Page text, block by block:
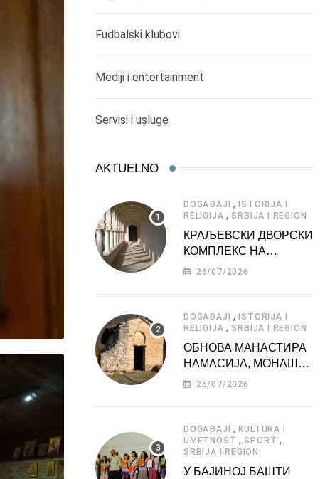
Fudbalski klubovi
Mediji i entertainment
Servisi i usluge
AKTUELNO
DOGAĐAJI , ISTORIJA I
RELIGIJA , SRBIJA I REGION
КРАЉЕВСКИ ДВОРСКИ
КОМПЛЕКС НА
ДЕДИЊУ –
АТРАКЦИЈА
26/07/2026
DOGAĐAJI , ISTORIJA I
RELIGIJA , SRBIJA I REGION
ОБНОВА МАНАСТИРА
НАМАСИЈА, МОНАШКЕ
ЗАДУЖБИНЕ
26/07/2026
DOGAĐAJI ,KULTURA I
UMETNOST , SPORT ,
SRBIJA I REGION
У БАЈИНОЈ БАШТИ